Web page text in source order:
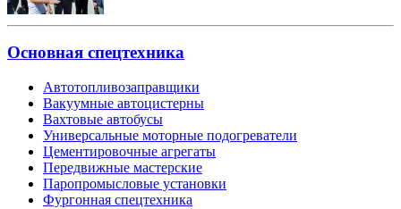
Основная спецтехника
Автотопливозаправщики
Вакуумные автоцистерны
Вахтовые автобусы
Универсальные моторные подогреватели
Цементировочные агрегаты
Передвижные мастерские
Паропромысловые установки
Фургонная спецтехника